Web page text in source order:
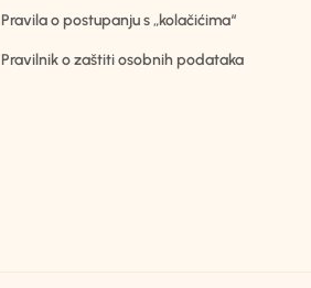
Pravila o postupanju s „kolačićima“
Pravilnik o zaštiti osobnih podataka